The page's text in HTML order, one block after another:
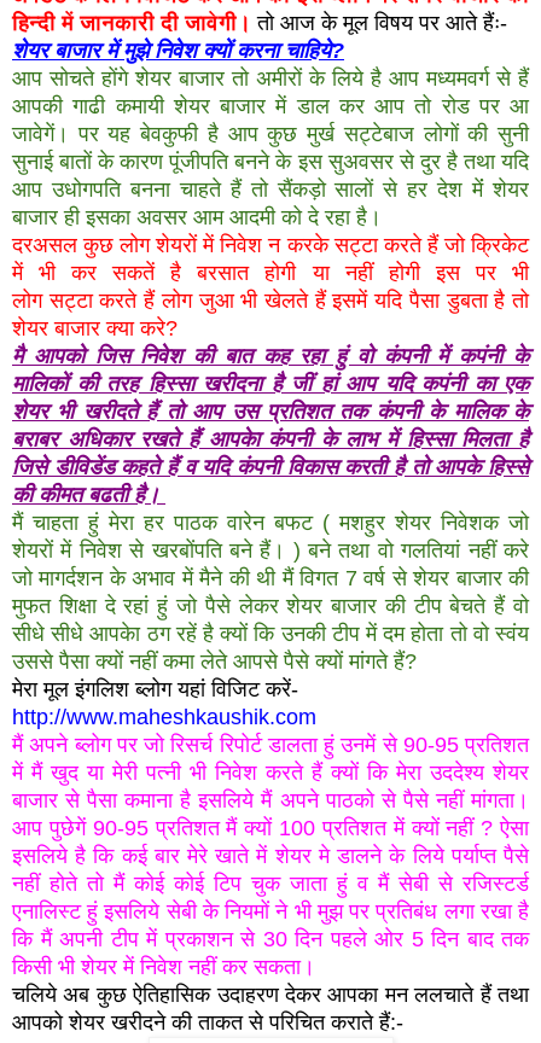
हिन्दी में जानकारी दी जावेगी। तो आज के मूल विषय पर आते हैंः-
शेयर बाजार में मुझे निवेश क्यों करना चाहिये?
आप सोचते होंगे शेयर बाजार तो अमीरों के लिये है आप मध्यमवर्ग से हैं
आपकी गाढी कमायी शेयर बाजार में डाल कर आप तो रोड पर आ
जावेगें। पर यह बेवकुफी है आप कुछ मुर्ख सट्टेबाज लोगों की सुनी
सुनाई बातों के कारण पूंजीपति बनने के इस सुअवसर से दुर है तथा यदि
आप उधोगपति बनना चाहते हैं तो सैंकड़ो सालों से हर देश मेंं शेयर
बाजार ही इसका अवसर आम आदमी को दे रहा है।
दरअसल कुछ लोग शेयरों में निवेश न करके सट्टा करते हैं जो क्रिकेट
में भी कर सकतें है बरसात होगी या नहीं होगी इस पर भी
लोगसट्टाकरते हैं लोग जुआ भी खेलते हैं इसमें यदि पैसा डुबता है तो
शेयर बाजार क्या करे?
मै आपको जिस निवेश की बात कह रहा हुं वो कंपनी में कपंनी के
मालिकों की तरह हिस्सा खरीदना है जीं हां आप यदि कपंनी का एक
शेयर भी खरीदते हैं तो आप उस प्रतिशत तक कंपनी के मालिक के
बराबर अधिकार रखते हैं आपकेा कंपनी के लाभ में हिस्सा मिलता है
जिसे डीविडेंड कहते हैं व यदि कंपनी विकास करती है तो आपके हिस्से
की कीमत बढती है।
मैं चाहता हुं मेरा हर पाठक वारेन बफट ( मशहुर शेयर निवेशक जो
शेयरों में निवेश से खरबोंपति बने हैं। ) बने तथा वो गलतियां नहीं करे
जो मागर्दशन के अभाव में मैने की थी मैं विगत 7 वर्ष से शेयर बाजार की
मुफत शिक्षा दे रहां हुं जो पैसे लेकर शेयर बाजार की टीप बेचते हैं वो
सीधे सीधे आपकेा ठग रहें है क्यों कि उनकी टीप में दम होता तो वो स्वंय
उससे पैसा क्यों नहीं कमा लेते आपसे पैसे क्यों मांगते हैं?
मेरा मूल इंगलिश ब्लोग यहां विजिट करें-
http://www.maheshkaushik.com
मैं अपने ब्लोग पर जो रिसर्च रिपोर्ट डालता हुं उनमें से 90-95 प्रतिशत
में मैं खुद या मेरी पत्नी भी निवेश करते हैं क्यों कि मेरा उददेश्य शेयर
बाजार से पैसा कमाना है इसलिये मैं अपने पाठको से पैसे नहीं मांगता।
आप पुछेगें 90-95 प्रतिशत मैं क्यों 100 प्रतिशत में क्यों नहीं ? ऐसा
इसलिये है कि कई बार मेरे खाते में शेयर मे डालने के लिये पर्याप्त पैसे
नहीं होते तो मैं कोई कोई टिप चुक जाता हुं व मैं सेबी से रजिस्टर्ड
एनालिस्ट हुं इसलिये सेबी के नियमों ने भी मुझ पर प्रतिबंध लगा रखा है
कि मैं अपनी टीप में प्रकाशन से 30 दिन पहले ओर 5 दिन बाद तक
किसी भी शेयर में निवेश नहीं कर सकता।
चलिये अब कुछ ऐतिहासिक उदाहरण देकर आपका मन ललचाते हैं तथा
आपको शेयर खरीदने की ताकत से परिचित कराते हैं:-